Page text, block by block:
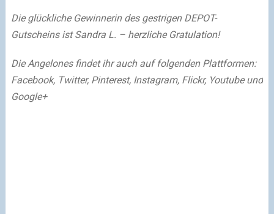
Die glückliche Gewinnerin des gestrigen DEPOT-
Gutscheins ist Sandra L. – herzliche Gratulation!
Die Angelones findet ihr auch auf folgenden Plattformen:
Facebook, Twitter, Pinterest, Instagram,Flickr,Youtube und
Google+